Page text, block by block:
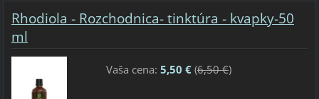
Rhodiola - Rozchodnica- tinktúra - kvapky-50
ml
Vaša cena: 5,50 €(6,50 €)